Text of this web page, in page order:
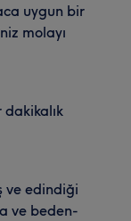
uygun bir
molayı
ve edindiği
ve beden-